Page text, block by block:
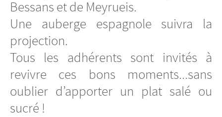
Bessans et de Meyrueis.
Une auberge espagnole suivra la
projection.
Tous les adhérents sont invités à
revivre ces bons moments...sans
oublier d’apporter un plat salé ou
sucré !